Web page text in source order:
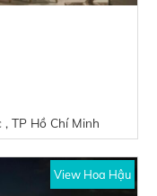
TP Hồ Chí Minh
View Hoa Hậu